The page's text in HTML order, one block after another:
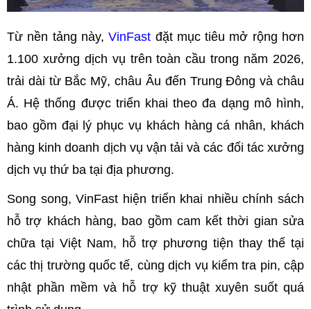
Từ nền tảng này,VinFast đặt mục tiêu mở rộng hơn
1.100 xưởng dịch vụ trên toàn cầu trong năm 2026,
trải dài từ Bắc Mỹ, châu Âu đến Trung Đông và châu
Á. Hệ thống được triển khai theo đa dạng mô hình,
bao gồm đại lý phục vụ khách hàng cá nhân, khách
hàng kinh doanh dịch vụ vận tải và các đối tác xưởng
dịch vụ thứ ba tại địa phương.
Song song, VinFast hiện triển khai nhiều chính sách
hỗ trợ khách hàng, bao gồm cam kết thời gian sửa
chữa tại Việt Nam, hỗ trợ phương tiện thay thế tại
các thị trường quốc tế, cùng dịch vụ kiểm tra pin, cập
nhật phần mềm và hỗ trợ kỹ thuật xuyên suốt quá